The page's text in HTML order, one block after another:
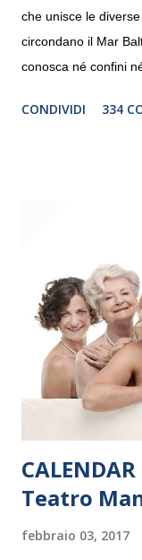
che unisce le
circondano il Mar
conosca né confini
debutterà il 10
“Settembre
consecutivo. Il
giovani artisti della
volta. L’orchestra,
da un prestigioso
CONDIVIDI 334
Teatro
febbraio 03, 2017